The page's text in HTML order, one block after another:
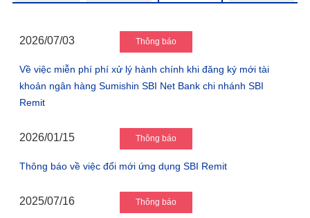
2026/07/03 Thông báo
Về việc miễn phí phí xử lý hành chính khi đăng ký mới tài
khoản ngân hàng Sumishin SBI Net Bank chi nhánh SBI
Remit
2026/01/15 Thông báo
Thông báo về việc đổi mới ứng dụng SBI Remit
2025/07/16 Thông báo